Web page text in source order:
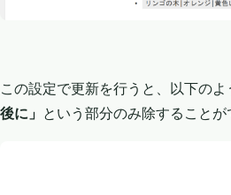
この設定で更新を行うと、以下のよ
後に」 という部分のみ除することが